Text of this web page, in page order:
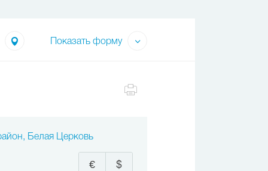
Показать форму
Белая Церковь
$
€